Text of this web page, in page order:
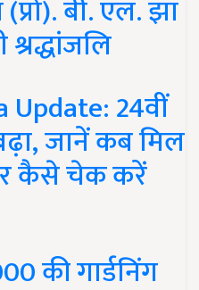
बी. एल. झा
Update: 24वीं
जानें कब मिल
कैसे चेक करें
की गार्डनिंग